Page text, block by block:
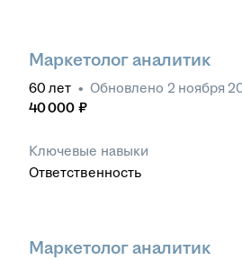
Маркетолог аналитик
60 лет • Обновлено 2 ноября
40 000 ₽
Ключевые навыки
Ответственность
Маркетолог аналитик